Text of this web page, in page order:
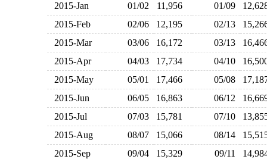
2015-Jan 01/02 11,956 01/09
2015-Feb
02/06 12,195 02/13
2015-Mar
03/06 16,172 03/13
2015-Apr
04/03 17,734 04/10
2015-May
05/01 17,466 05/08
2015-Jun
06/05 16,863 06/12
2015-Jul
07/03 15,781 07/10
2015-Aug
08/07 15,066 08/14
2015-Sep
09/04 15,329 09/11